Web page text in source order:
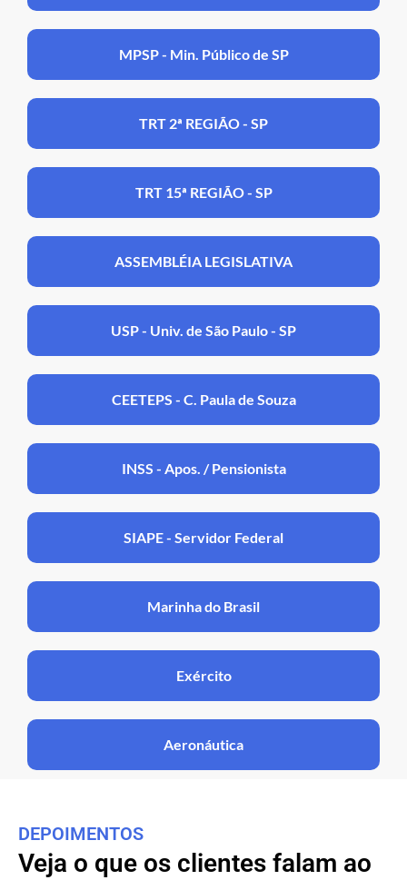
MPSP - Min. Público de SP
TRT 2ª REGIÃO - SP
TRT 15ª REGIÃO - SP
ASSEMBLÉIA LEGISLATIVA
USP - Univ. de São Paulo - SP
CEETEPS - C. Paula de Souza
INSS - Apos. / Pensionista
SIAPE - Servidor Federal
Marinha do Brasil
Exército
Aeronáutica
DEPOIMENTOS
Veja o que os clientes falam ao